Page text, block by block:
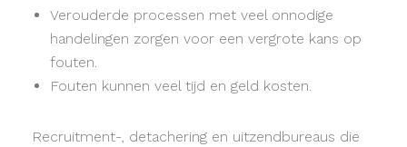
Verouderde processen met veel onnodige
handelingen zorgen voor een vergrote kans op
fouten.
Fouten kunnen veel tijd en geld kosten.
Recruitment-, detachering en uitzendbureaus die